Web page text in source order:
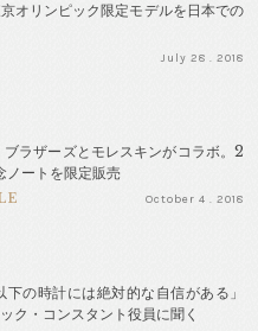
オリンピック限定モデルを日本での
July 28 . 2018
ブラザーズとモレスキンがコラボ。2
ートを限定販売
October 4 . 2018
下の時計には絶対的な自信がある」
ク・コンスタント役員に聞く